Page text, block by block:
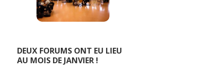
DEUX FORUMS ONT EU LIEU
AU MOIS DE JANVIER !